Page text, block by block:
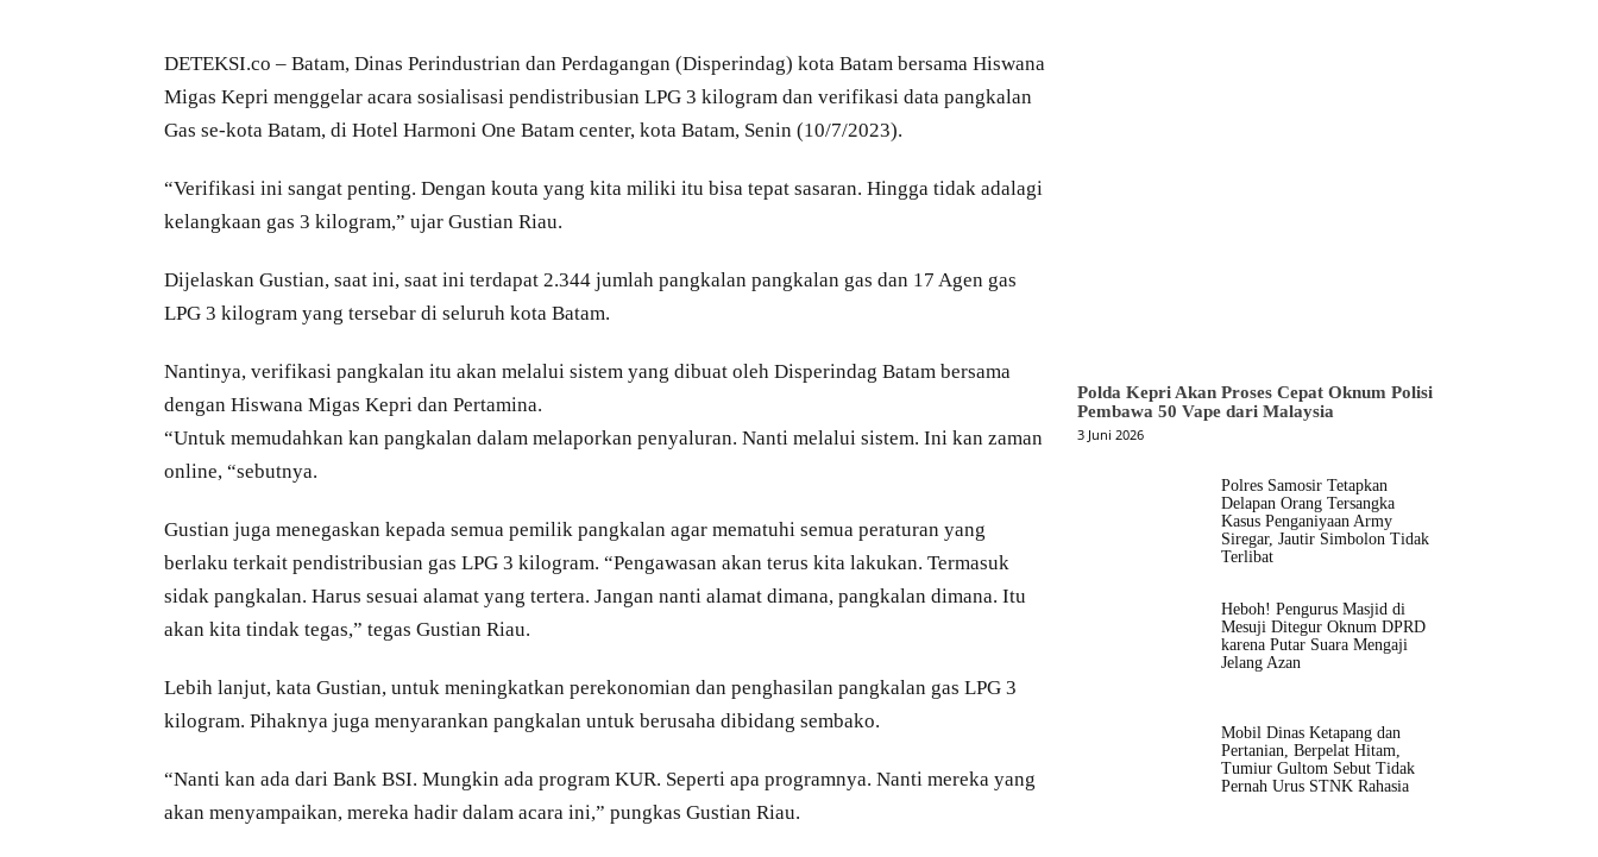
DETEKSI.co – Batam, Dinas Perindustrian dan Perdagangan (Disperindag) kota Batam bersama Hiswana
Migas Kepri menggelar acara sosialisasi pendistribusian LPG 3 kilogram dan verifikasi data pangkalan
Gas se-kota Batam, di Hotel Harmoni One Batam center, kota Batam, Senin (10/7/2023).
“Verifikasi ini sangat penting. Dengan kouta yang kita miliki itu bisa tepat sasaran. Hingga tidak adalagi
kelangkaan gas 3 kilogram,” ujar Gustian Riau.
Dijelaskan Gustian, saat ini, saat ini terdapat 2.344 jumlah pangkalan pangkalan gas dan 17 Agen gas
LPG 3 kilogram yang tersebar di seluruh kota Batam.
Nantinya, verifikasi pangkalan itu akan melalui sistem yang dibuat oleh Disperindag Batam bersama
dengan Hiswana Migas Kepri dan Pertamina.
“Untuk memudahkan kan pangkalan dalam melaporkan penyaluran. Nanti melalui sistem. Ini kan zaman
online, “sebutnya.
Gustian juga menegaskan kepada semua pemilik pangkalan agar mematuhi semua peraturan yang
berlaku terkait pendistribusian gas LPG 3 kilogram. “Pengawasan akan terus kita lakukan. Termasuk
sidak pangkalan. Harus sesuai alamat yang tertera. Jangan nanti alamat dimana, pangkalan dimana. Itu
akan kita tindak tegas,” tegas Gustian Riau.
Lebih lanjut, kata Gustian, untuk meningkatkan perekonomian dan penghasilan pangkalan gas LPG 3
kilogram. Pihaknya juga menyarankan pangkalan untuk berusaha dibidang sembako.
“Nanti kan ada dari Bank BSI. Mungkin ada program KUR. Seperti apa programnya. Nanti mereka yang
akan menyampaikan, mereka hadir dalam acara ini,” pungkas Gustian Riau.
Polda Kepri Akan Proses Cepat Oknum Polisi
Pembawa 50 Vape dari Malaysia
3 Juni 2026
Polres Samosir Tetapkan
Delapan Orang Tersangka
Kasus Penganiyaan Army
Siregar, Jautir Simbolon Tidak
Terlibat
Heboh! Pengurus Masjid di
Mesuji Ditegur Oknum DPRD
karena Putar Suara Mengaji
Jelang Azan
Mobil Dinas Ketapang dan
Pertanian, Berpelat Hitam,
Tumiur Gultom Sebut Tidak
Pernah Urus STNK Rahasia